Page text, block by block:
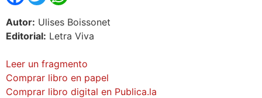
Autor: Ulises Boissonet
Editorial: Letra Viva
Leer un fragmento
Comprar libro en papel
Comprar libro digital en Publica.la